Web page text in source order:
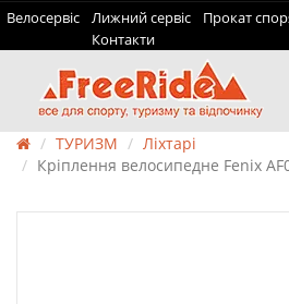
Велосервіс Лижний сервіс Прокат
Контакти
ТУРИЗМ
Ліхтарі
Кріплення велосипедне Fenix